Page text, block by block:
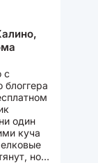
с
блоггера
один
куча
но